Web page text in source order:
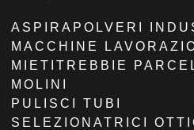
ASPIRAPOLVERI
MACCHINE
MIETITREBBIE
MOLINI
PULISCI TUBI
SELEZIONATRICI